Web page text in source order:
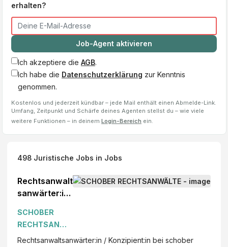
erhalten?
Job-Agent aktivieren
Ich akzeptiere die AGB.
Ich habe die Datenschutzerklärung zur Kenntnis
genommen.
Kostenlos und jederzeit kündbar – jede Mail enthält einen Abmelde-Link.
Umfang, Zeitpunkt und Schärfe deines Agenten stellst du – wie viele
weitere Funktionen – in deinem Login-Bereich ein.
498 Juristische Jobs in Jobs
Rechtsanwalt
sanwärter:in
Konzipient:in
SCHOBER
RECHTSANWÄ
LTE
Rechtsanwaltsanwärter:in / Konzipient:in bei schober